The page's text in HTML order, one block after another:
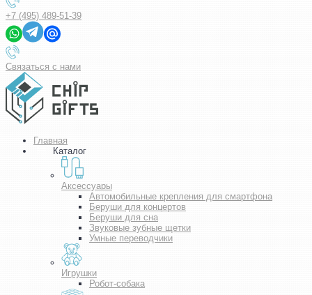
+7 (495) 489-51-39
Связаться с нами
Главная
Каталог
Аксессуары
Автомобильные крепления для смартфона
Беруши для концертов
Беруши для сна
Звуковые зубные щетки
Умные переводчики
Игрушки
Робот-собака